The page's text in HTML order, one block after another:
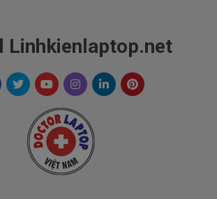
Linhkienlaptop.net